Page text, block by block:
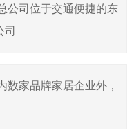
公司位于交通便捷的东
司
数家品牌家居企业外，